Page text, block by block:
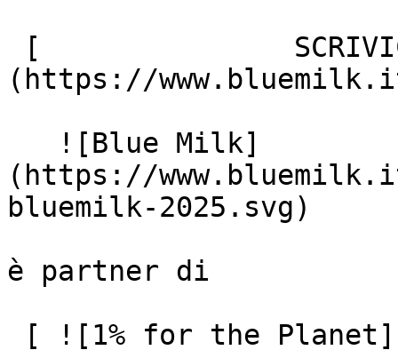
(https://
(https://
bluemilk-2025.svg)
è partner di